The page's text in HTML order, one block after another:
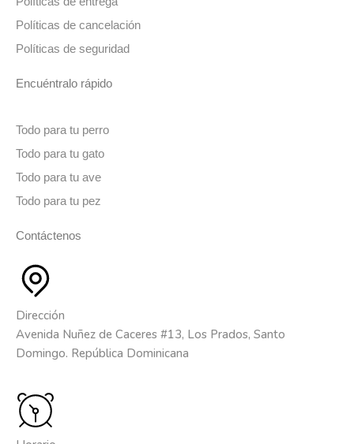
Políticas de cancelación
Políticas de seguridad
Encuéntralo rápido
Todo para tu perro
Todo para tu gato
Todo para tu ave
Todo para tu pez
Contáctenos
Dirección
Avenida Nuñez de Caceres #13, Los Prados, Santo
Domingo. República Dominicana